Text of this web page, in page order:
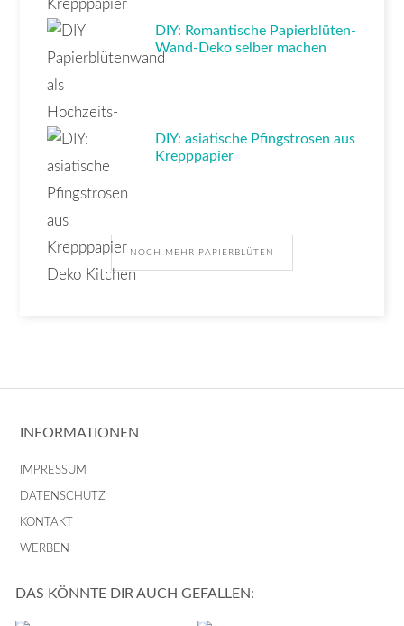
DIY: Romantische Papierblüten-
Wand-Deko selber machen
DIY: asiatische Pfingstrosen aus
Krepppapier
NOCH MEHR PAPIERBLÜTEN
INFORMATIONEN
IMPRESSUM
DATENSCHUTZ
KONTAKT
WERBEN
DAS KÖNNTE DIR AUCH GEFALLEN: